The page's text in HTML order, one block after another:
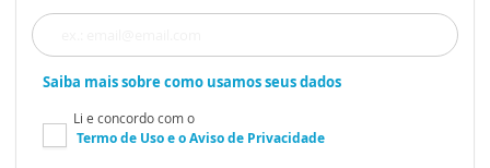
Saiba mais sobre como usamos seus dados
Li e concordo com o
Termo de Usoe oAviso de Privacidade